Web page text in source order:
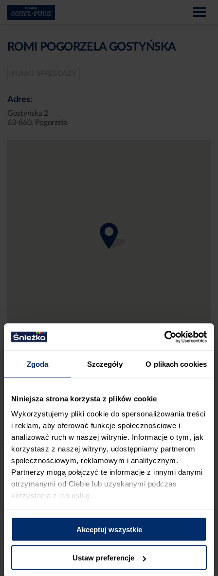
Zgoda Szczegóły O plikach cookies
Niniejsza strona korzysta z plików cookie
Wykorzystujemy pliki cookie do spersonalizowania treści
i reklam, aby oferować funkcje społecznościowe i
analizować ruch w naszej witrynie. Informacje o tym, jak
korzystasz z naszej witryny, udostępniamy partnerom
społecznościowym, reklamowym i analitycznym.
Partnerzy mogą połączyć te informacje z innymi danymi
otrzymanymi od Ciebie lub uzyskanymi podczas
korzystania z ich usług.
Akceptuj wszystkie
Ustaw preferencje
ROMI POGORZELA GOSTYŃSKA
Adres:
Gostyńska 2
63-860, Pogorzela
ZGŁOŚ BŁĄD
PRZED WIZYTĄ W SKLEPIE POLECAMY:
KALKULATOR ZUŻYCIA
Oblicz, jaką ilość produktów potrzebujesz,
aby perfekcyjnie wygładzić swoje ściany.